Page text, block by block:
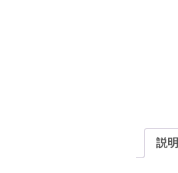
説明